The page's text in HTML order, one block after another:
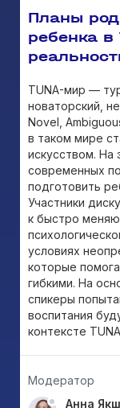
Планы
ребенка в
TUNA-мир —
новаторский,
Novel,
в таком мире
искусством. На
современных
подготовить
Участники
к быстро
условиях
которые
гибкими. На
спикеры
воспитания
контексте
Модератор
Анна